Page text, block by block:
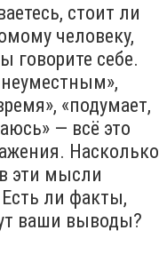
стоит ли
человеку,
говорите себе.
«подумает,
— всё это
Насколько
эти мысли
ли факты,
ваши выводы?